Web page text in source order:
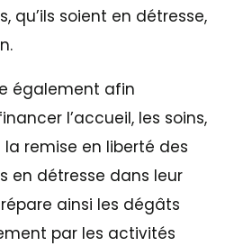
qu’ils soient en détresse,
également afin
l’accueil, les soins,
remise en liberté des
en détresse dans leur
ainsi les dégâts
par les activités